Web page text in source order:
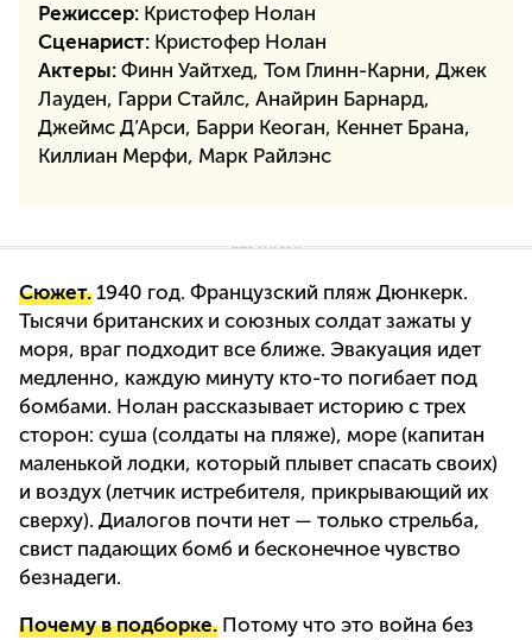
Режиссер: Кристофер Нолан
Сценарист: Кристофер Нолан
Актеры: Финн Уайтхед, Том Глинн-Карни, Джек
Лауден, Гарри Стайлс, Анайрин Барнард,
Джеймс Д’Арси, Барри Кеоган, Кеннет Брана,
Киллиан Мерфи, Марк Райлэнс
Сюжет. 1940 год. Французский пляж Дюнкерк.
Тысячи британских и союзных солдат зажаты у
моря, враг подходит все ближе. Эвакуация идет
медленно, каждую минуту кто-то погибает под
бомбами. Нолан рассказывает историю с трех
сторон: суша (солдаты на пляже), море (капитан
маленькой лодки, который плывет спасать своих)
и воздух (летчик истребителя, прикрывающий их
сверху). Диалогов почти нет — только стрельба,
свист падающих бомб и бесконечное чувство
безнадеги.
Почему в подборке. Потому что это война без